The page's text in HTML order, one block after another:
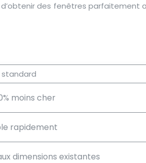
des fenêtres parfaitement
moins cher
rapidement
dimensions existantes